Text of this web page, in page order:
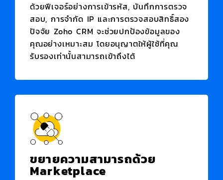
ด้วยฟีเจอร์อย่างการเข้ารหัส, บันทึกการตรวจ
สอบ, การจำกัด IP และการตรวจสอบสิทธิ์สอง
ปัจจัย Zoho CRM จะช่วยปกป้องข้อมูลของ
คุณอย่างเหมาะสม โดยอนุญาตให้ผู้ใช้ที่คุณ
รับรองเท่านั้นสามารถเข้าถึงได้
ขยายความสามารถด้วย
Marketplace